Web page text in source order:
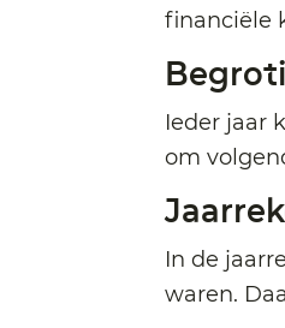
financiële
Ieder jaar
om
In de
waren.